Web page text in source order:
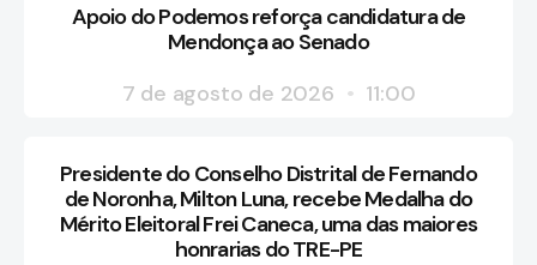
Apoio do Podemos reforça candidatura de
Mendonça ao Senado
7 de agosto de 2026
11:00
Presidente do Conselho Distrital de Fernando
de Noronha, Milton Luna, recebe Medalha do
Mérito Eleitoral Frei Caneca, uma das maiores
honrarias do TRE-PE